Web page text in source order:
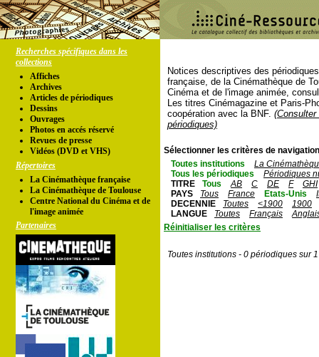
Recherches spécifiques dans les
collections
Affiches
Archives
Articles de périodiques
Dessins
Ouvrages
Photos en accés réservé
Revues de presse
Vidéos (DVD et VHS)
Répertoires
La Cinémathèque française
La Cinémathèque de Toulouse
Centre National du Cinéma et de
l'image animée
Partenaires
Notices descriptives des
française, de la Cinémathèque de
Cinéma et de l'image animée,
Les titres Cinémagazine et Paris-
coopération avec la BNF.
périodiques)
Sélectionner les critères de
Toutes institutions
La
Tous les périodiques
Périodiques
TITRE
Tous AB C DE F
GHI
PAYS
Tous France Etats-Unis
DECENNIE
Toutes <1900
1900
LANGUE
Toutes Français
Réinitialiser les critères
Toutes institutions - 0 périodiques sur